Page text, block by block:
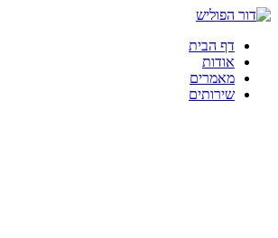
דף הבית
אודות
מאמרים
שירותים